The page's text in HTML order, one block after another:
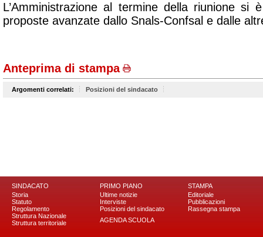
L’Amministrazione al termine della riunione si
proposte avanzate dallo Snals-Confsal e dalle
Anteprima di stampa
Argomenti correlati: Posizioni del sindacato
SINDACATO
Storia
Statuto
Regolamento
Struttura Nazionale
Struttura territoriale
PRIMO PIANO
Ultime notizie
Interviste
Posizioni del sindacato
AGENDA SCUOLA
STAMPA
Editoriale
Pubblicazioni
Rassegna stampa